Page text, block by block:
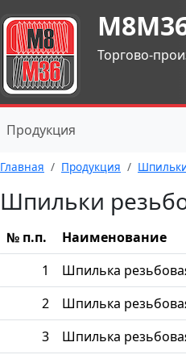
Торгово-
Продукция
Главная Продукция
Шпильки
№ п.п. Наименование
1
Шпилька
2 Шпилька
3 Шпилька